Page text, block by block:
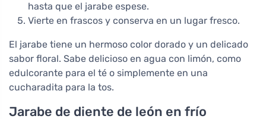
hasta que el jarabe espese.
Vierte en frascos y conserva en un lugar fresco.
El jarabe tiene un hermoso color dorado y un delicado
sabor floral. Sabe delicioso en agua con limón, como
edulcorante para el té o simplemente en una
cucharadita para la tos.
Jarabe de diente de león en frío